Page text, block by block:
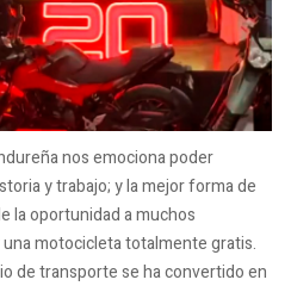
nos emociona poder
y trabajo; y la mejor forma de
la oportunidad a muchos
motocicleta totalmente gratis.
de transporte se ha convertido en